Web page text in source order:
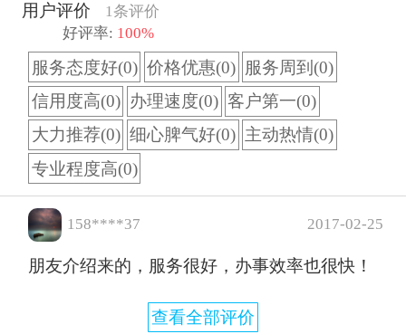
用户评价
1条评价
好评率: 100%
服务态度好(0) 价格优惠(0) 服务周到(0)
信用度高(0) 办理速度(0) 客户第一(0)
大力推荐(0) 细心脾气好(0) 主动热情(0)
专业程度高(0)
158****37 2017-02-25
朋友介绍来的，服务很好，办事效率也很快！
查看全部评价